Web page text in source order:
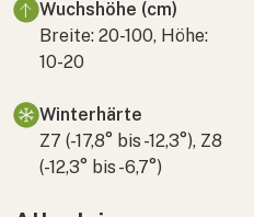
Wuchshöhe (cm)
Breite: 20-100, Höhe:
10-20
Winterhärte
Z7 (-17,8° bis -12,3°), Z8
(-12,3° bis -6,7°)